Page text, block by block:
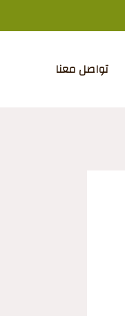
تواصل معنا